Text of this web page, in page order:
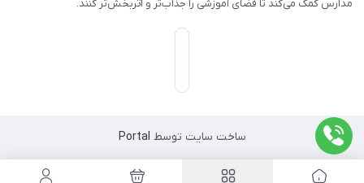
مدارس کمک می‌کند تا فضای آموزشی را جذاب‌تر و اثربخش‌تر کنند.
ساخت سایت توسط Portal